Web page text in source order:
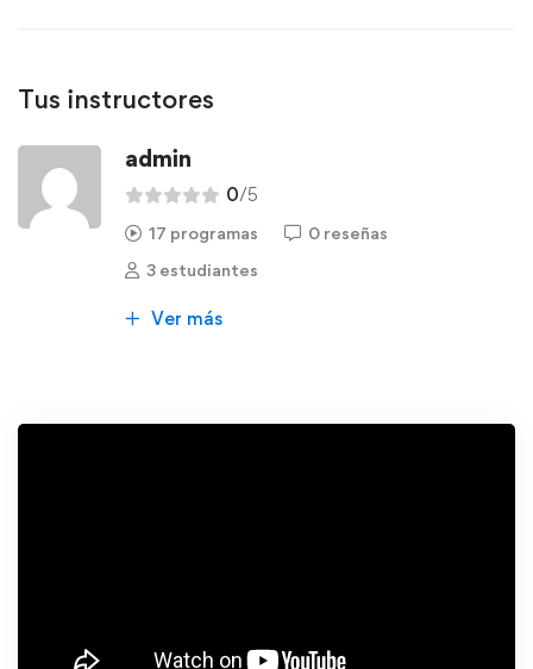
Tus instructores
admin
0/5
17 programas
0 reseñas
3 estudiantes
Ver más